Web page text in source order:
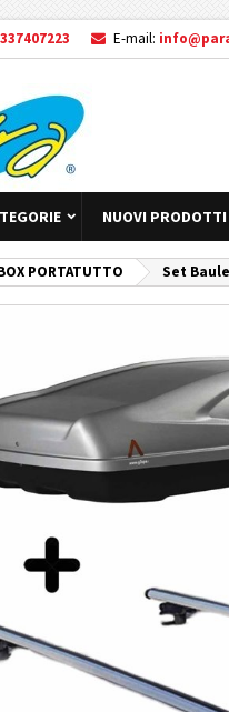
E-mail:
NUOVI PRODOTTI
PORTATUTTO Set